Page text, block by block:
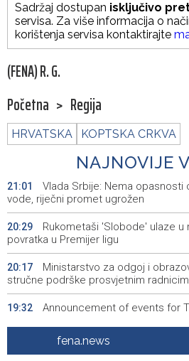
Sadržaj dostupan isključivo
servisa. Za više informacija o
korištenja servisa kontaktirajte
(FENA) R. G.
Početna > Regija
HRVATSKA KOPTSKA CRKVA
NAJNOVIJE
21:01
Vlada Srbije: Nema
vode, riječni promet ugrožen
20:29
Rukometaši 'Slobode' ulaze u
povratka u Premijer ligu
20:17
Ministarstvo za odgoj i
stručne podrške prosvjetnim
19:32 Announcement of events for
Rise in electric scooter
Head and facial injuries most common
fena.news